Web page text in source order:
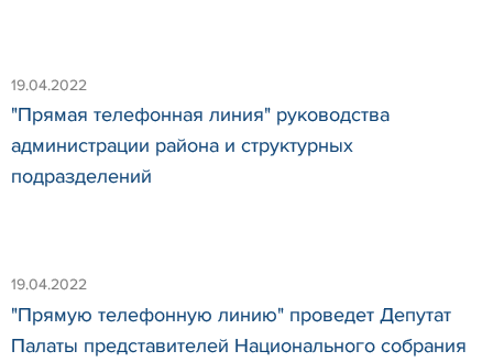
19.04.2022
"Прямая телефонная линия" руководства
администрации района и структурных
подразделений
19.04.2022
"Прямую телефонную линию" проведет Депутат
Палаты представителей Национального собрания